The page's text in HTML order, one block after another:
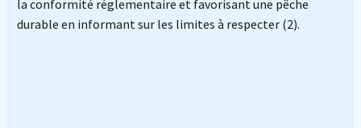
la conformité réglementaire et favorisant une pêche
durable en informant sur les limites à respecter (2).